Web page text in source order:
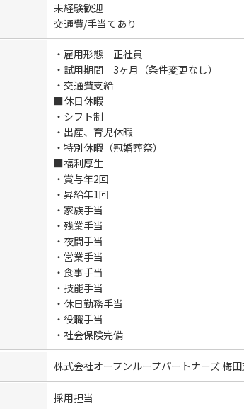
未経験歓迎
交通費/手当てあり
・雇用形態 正社員
・試用期間 3ヶ月（条件変更なし）
・交通費支給
■休日休暇
・シフト制
・出産、育児休暇
・特別休暇（冠婚葬祭）
■福利厚生
・賞与年2回
・昇給年1回
・家族手当
・残業手当
・夜間手当
・営業手当
・食事手当
・技能手当
・休日勤務手当
・役職手当
・社会保険完備
株式会社オープンループパートナーズ 梅
採用担当